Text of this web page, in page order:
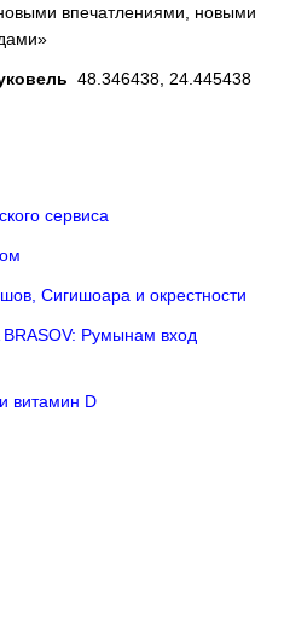
впечатлениями, новыми
48.346438, 24.445438
сервиса
Сигишоара и окрестности
Румынам вход
витамин D